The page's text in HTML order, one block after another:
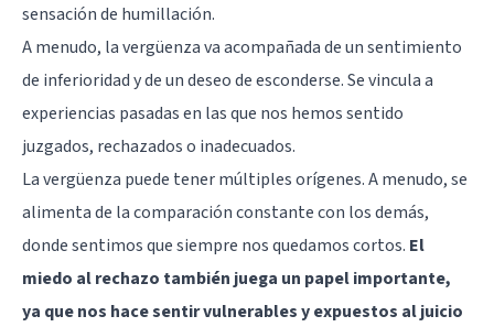
sensación de humillación.
A menudo, la vergüenza va acompañada de un sentimiento
de inferioridad y de un deseo de esconderse. Se vincula a
experiencias pasadas en las que nos hemos sentido
juzgados, rechazados o inadecuados.
La vergüenza puede tener múltiples orígenes. A menudo, se
alimenta de la comparación constante con los demás,
donde sentimos que siempre nos quedamos cortos. El
miedo al rechazo también juega un papel importante,
ya que nos hace sentir vulnerables y expuestos al juicio